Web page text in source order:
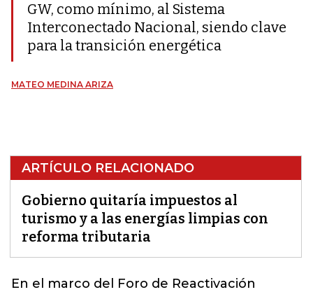
GW, como mínimo, al Sistema
Interconectado Nacional, siendo clave
para la transición energética
MATEO MEDINA ARIZA
ARTÍCULO RELACIONADO
Gobierno quitaría impuestos al
turismo y a las energías limpias con
reforma tributaria
En el marco del Foro de Reactivación